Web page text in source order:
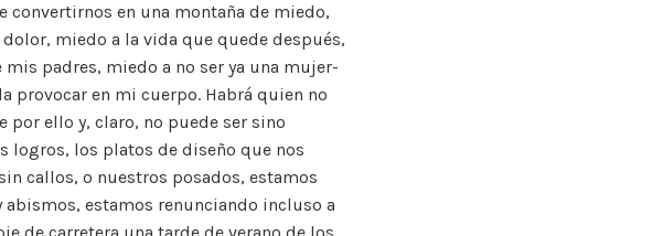
convertirnos en una montaña de miedo,
miedo a la vida que quede después,
padres, miedo a no ser ya una mujer-
provocar en mi cuerpo. Habrá quien no
ello y, claro, no puede ser sino
logros, los platos de diseño que nos
callos, o nuestros posados, estamos
estamos renunciando incluso a